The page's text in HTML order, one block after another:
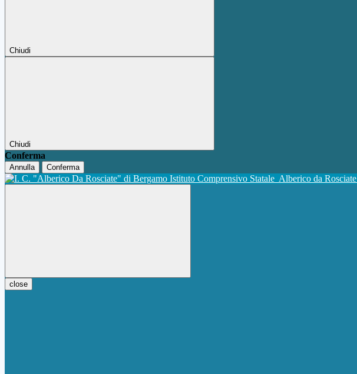
Chiudi
Chiudi
Conferma
Annulla Conferma
Istituto Comprensivo Statale Alberico da Rosciate
close